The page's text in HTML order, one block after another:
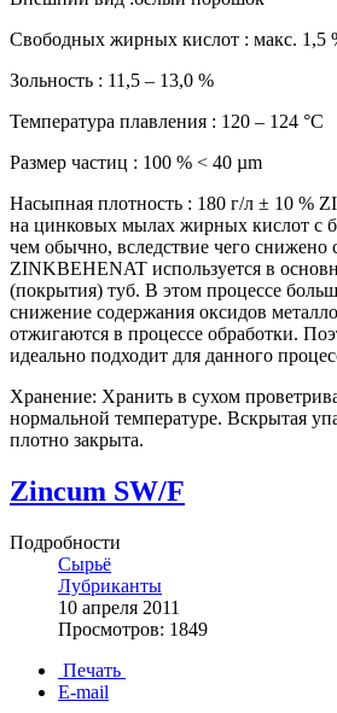
Свободных жирных кислот : макс. 1,5
Зольность : 11,5 – 13,0 %
Температура плавления : 120 – 124 °С
Размер частиц : 100 % < 40 µm
Насыпная плотность : 180 г/л ± 10 %
на цинковых мылах жирных кислот с
чем обычно, вследствие чего снижено
ZINKBEHENAT используется в
(покрытия) туб. В этом процессе
снижение содержания оксидов
отжигаются в процессе обработки.
идеально подходит для данного
Хранение: Хранить в сухом
нормальной температуре. Вскрытая
плотно закрыта.
Zincum SW/F
Подробности
Сырьё
Лубриканты
10 апреля 2011
Просмотров: 1849
Печать
E-mail